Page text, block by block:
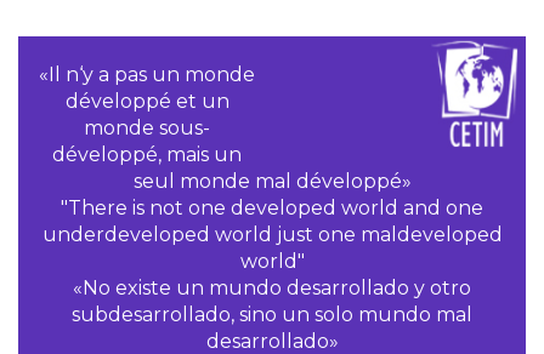
«Il n‘y a pas un monde
développé et un
monde sous-
développé, mais un
seul monde mal développé»
"There is not one developed world and one
underdeveloped world just one maldeveloped
world"
«No existe un mundo desarrollado y otro
subdesarrollado, sino un solo mundo mal
desarrollado»